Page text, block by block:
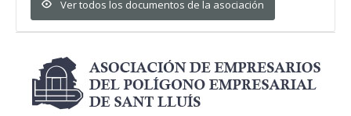
Ver todos los documentos de la asociación